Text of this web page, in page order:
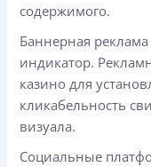
содержимого.
Баннерная реклама
индикатор.
казино для
кликабельность
визуала.
Социальные